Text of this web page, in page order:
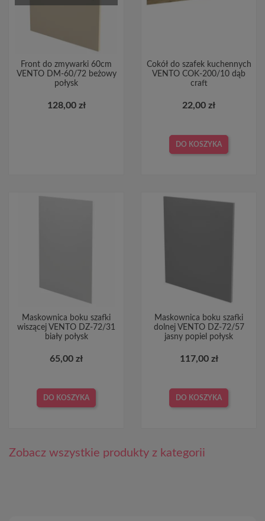
Front do zmywarki 60cm
VENTO DM-60/72 beżowy
połysk
128,00 zł
Cokół do szafek kuchennych
VENTO COK-200/10 dąb
craft
22,00 zł
DO KOSZYKA
Maskownica boku szafki
wiszącej VENTO DZ-72/31
biały połysk
65,00 zł
DO KOSZYKA
Maskownica boku szafki
dolnej VENTO DZ-72/57
jasny popiel połysk
117,00 zł
DO KOSZYKA
Zobacz wszystkie produkty z kategorii